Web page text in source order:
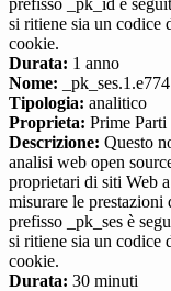
si ritiene sia un codice
cookie.
Durata: 1 anno
Nome: _pk_ses.1.e774
Tipologia: analitico
Proprieta: Prime Parti
Descrizione: Questo
analisi web open
proprietari di siti Web
misurare le
prefisso _pk_ses è
si ritiene sia un codice
cookie.
Durata: 30 minuti